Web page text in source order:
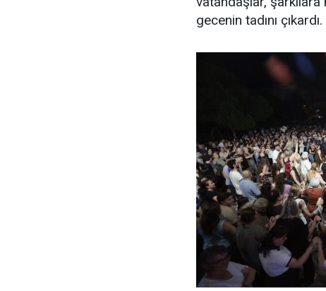
gecenin tadını çıkardı.